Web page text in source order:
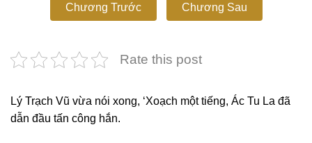
Chương Trước Chương Sau
Rate this post
Lý Trạch Vũ vừa nói xong, ‘Xoạch một tiếng, Ác Tu La đã
dẫn đầu tấn công hắn.